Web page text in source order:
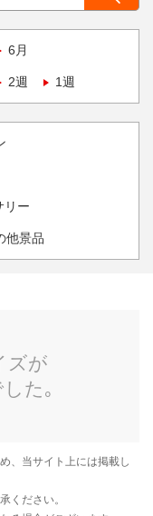
6月
2週 1週
リー
他景品